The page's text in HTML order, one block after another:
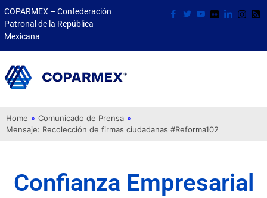
COPARMEX – Confederación
Patronal de la República
Mexicana
Home » Comunicado de Prensa »
Mensaje: Recolección de firmas ciudadanas #Reforma102
Confianza Empresarial